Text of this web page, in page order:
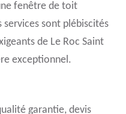
fenêtre de toit
sont plébiscités
de Le Roc Saint
exceptionnel.
garantie, devis